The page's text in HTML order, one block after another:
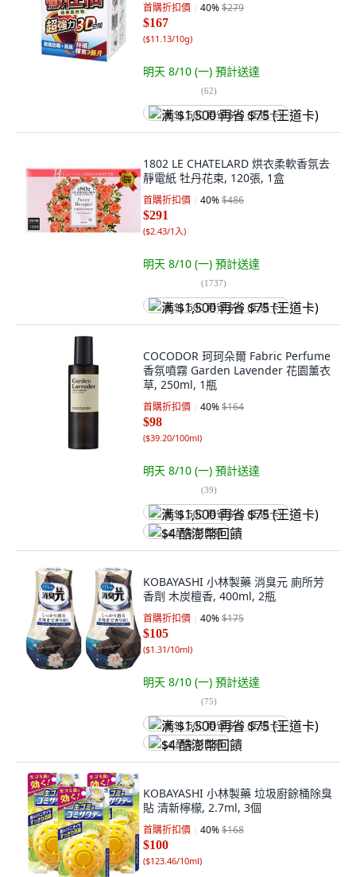
首購折扣價 40%$279
$167
($11.13/10g)
明天 8/10 (一) 預計送達
(62)
满 $1,500 再省 $75 (王道卡)
1802 LE CHATELARD 烘衣柔軟香氛去
靜電紙 牡丹花束, 120張, 1盒
首購折扣價 40%$486
$291
($2.43/1入)
明天 8/10 (一) 預計送達
(1737)
满 $1,500 再省 $75 (王道卡)
COCODOR 珂珂朵爾 Fabric Perfume
香氛噴霧 Garden Lavender 花園薰衣
草, 250ml, 1瓶
首購折扣價 40%$164
$98
($39.20/100ml)
明天 8/10 (一) 預計送達
(39)
满 $1,500 再省 $75 (王道卡)
$4 酷澎幣回饋
KOBAYASHI 小林製藥 消臭元 廁所芳
香劑 木炭檀香, 400ml, 2瓶
首購折扣價 40%$175
$105
($1.31/10ml)
明天 8/10 (一) 預計送達
(75)
满 $1,500 再省 $75 (王道卡)
$4 酷澎幣回饋
KOBAYASHI 小林製藥 垃圾廚餘桶除臭
貼 清新檸檬, 2.7ml, 3個
首購折扣價 40%$168
$100
($123.46/10ml)